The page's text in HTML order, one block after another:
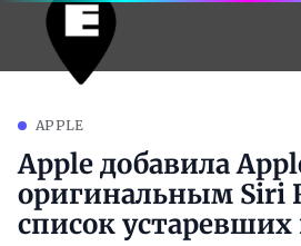
APPLE
Apple добавила
оригинальным Siri
список устаревших